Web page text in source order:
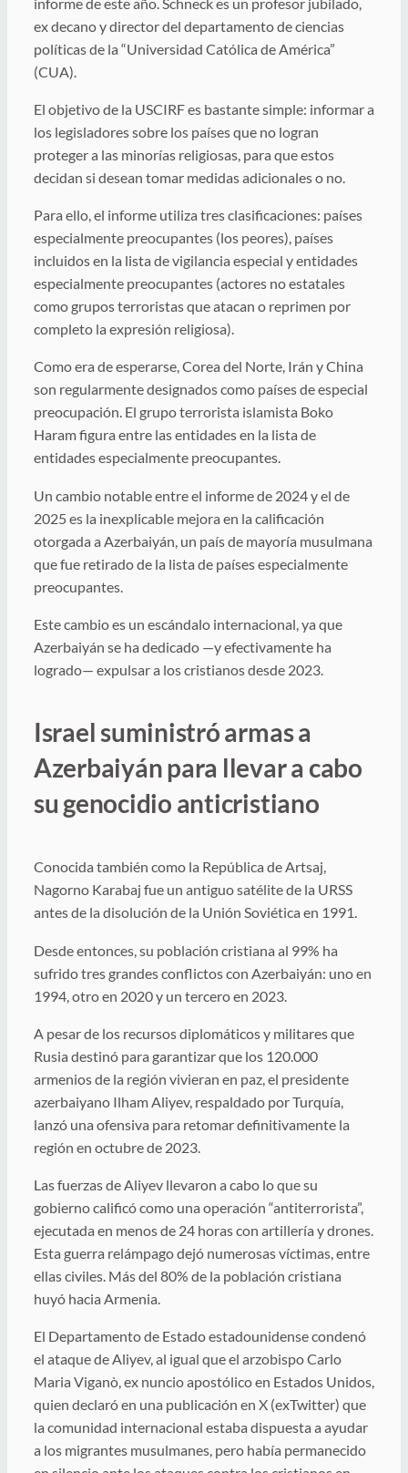
ex decano y director del departamento de ciencias
políticas de la “Universidad Católica de América”
(CUA).
El objetivo de la USCIRF es bastante simple: informar a
los legisladores sobre los países que no logran
proteger a las minorías religiosas, para que estos
decidan si desean tomar medidas adicionales o no.
Para ello, el informe utiliza tres clasificaciones: países
especialmente preocupantes (los peores), países
incluidos en la lista de vigilancia especial y entidades
especialmente preocupantes (actores no estatales
como grupos terroristas que atacan o reprimen por
completo la expresión religiosa).
Como era de esperarse, Corea del Norte, Irán y China
son regularmente designados como países de especial
preocupación. El grupo terrorista islamista Boko
Haram figura entre las entidades en la lista de
entidades especialmente preocupantes.
Un cambio notable entre el informe de 2024 y el de
2025 es la inexplicable mejora en la calificación
otorgada a Azerbaiyán, un país de mayoría musulmana
que fue retirado de la lista de países especialmente
preocupantes.
Este cambio es un escándalo internacional, ya que
Azerbaiyán se ha dedicado —y efectivamente ha
logrado— expulsar a los cristianos desde 2023.
Israel suministró armas a
Azerbaiyán para llevar a cabo
su genocidio anticristiano
Conocida también como la República de Artsaj,
Nagorno Karabaj fue un antiguo satélite de la URSS
antes de la disolución de la Unión Soviética en 1991.
Desde entonces, su población cristiana al 99% ha
sufrido tres grandes conflictos con Azerbaiyán: uno en
1994, otro en 2020 y un tercero en 2023.
A pesar de los recursos diplomáticos y militares que
Rusia destinó para garantizar que los 120.000
armenios de la región vivieran en paz, el presidente
azerbaiyano Ilham Aliyev, respaldado por Turquía,
lanzó una ofensiva para retomar definitivamente la
región en octubre de 2023.
Las fuerzas de Aliyev llevaron a cabo lo que su
gobierno calificó como una operación “antiterrorista”,
ejecutada en menos de 24 horas con artillería y drones.
Esta guerra relámpago dejó numerosas víctimas, entre
ellas civiles. Más del 80% de la población cristiana
huyó hacia Armenia.
El Departamento de Estado estadounidense condenó
el ataque de Aliyev, al igual que el arzobispo Carlo
Maria Viganò, ex nuncio apostólico en Estados Unidos,
quien declaró en una publicación en X (exTwitter) que
la comunidad internacional estaba dispuesta a ayudar
a los migrantes musulmanes, pero había permanecido